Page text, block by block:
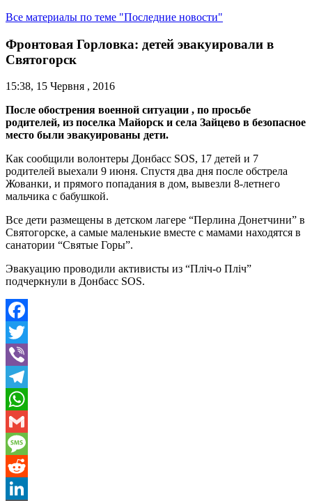
Все материалы по теме "Последние новости"
Фронтовая Горловка: детей эвакуировали в
Святогорск
15:38, 15 Червня , 2016
После обострения военной ситуации , по просьбе
родителей, из поселка Майорск и села Зайцево в безопасное
место были эвакуированы дети.
Как сообщили волонтеры Донбасс SOS, 17 детей и 7
родителей выехали 9 июня. Спустя два дня после обстрела
Жованки, и прямого попадания в дом, вывезли 8-летнего
мальчика с бабушкой.
Все дети размещены в детском лагере “Перлина Донетчини” в
Святогорске, а самые маленькие вместе с мамами находятся в
санатории “Святые Горы”.
Эвакуацию проводили активисты из “Пліч-о Пліч”
подчеркнули в Донбасс SOS.
Facebook
Twitter
Viber
Telegram
WhatsApp
Gmail
Message
Reddit